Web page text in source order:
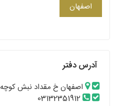
اصفهان
آدرس دفتر
اصفهان خ مقداد نبش کوچه ۵
03132351912